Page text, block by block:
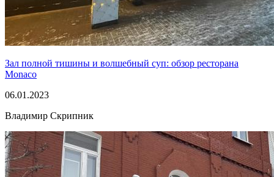
Зал полной тишины и волшебный суп: обзор ресторана
Monaco
06.01.2023
Владимир Скрипник